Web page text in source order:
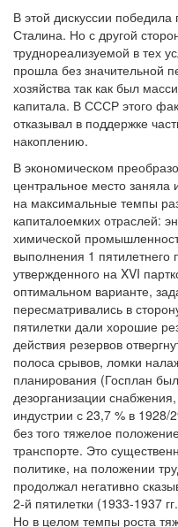
В этой дискуссии
Сталина. Но с другой
труднореализуемой в тех
прошла без значительной
хозяйства так как был
капитала. В СССР этого
отказывал в поддержке
накоплению.
В экономическом
центральное место заняла
на максимальные темпы
капиталоемких отраслей:
химической
выполнения 1 пятилетнего
утвержденного на XVI
оптимальном варианте,
пересматривались в
пятилетки дали хорошие
действия резервов
полоса срывов, ломки
планирования (Госплан
дезорганизации
индустрии с 23,7 % в 1928/
без того тяжелое
транспорте. Это
политике, на положении
продолжал негативно
2-й пятилетки (1933-1937
Но в целом темпы роста